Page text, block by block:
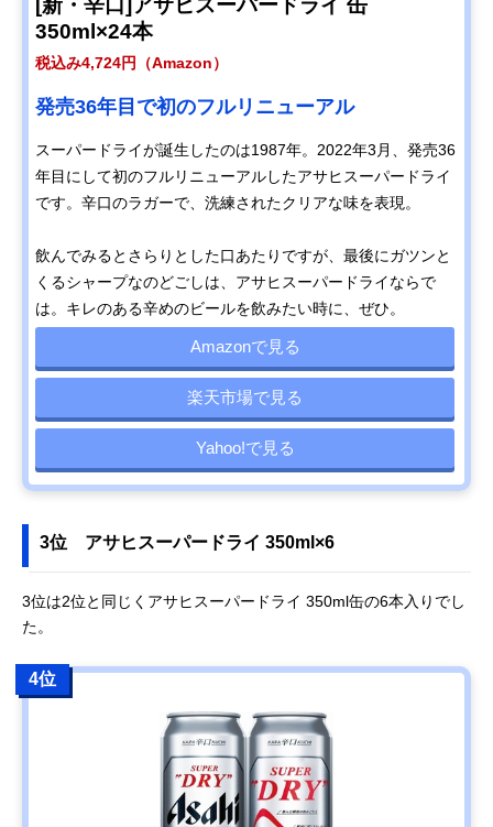
[新・辛口]アサヒスーパードライ 缶
350ml×24本
税込み4,724円（Amazon）
発売36年目で初のフルリニューアル
スーパードライが誕生したのは1987年。2022年3月、発売36
年目にして初のフルリニューアルしたアサヒスーパードライ
です。辛口のラガーで、洗練されたクリアな味を表現。
飲んでみるとさらりとした口あたりですが、最後にガツンと
くるシャープなのどごしは、アサヒスーパードライならで
は。キレのある辛めのビールを飲みたい時に、ぜひ。
Amazonで見る
楽天市場で見る
Yahoo!で見る
3位 アサヒスーパードライ 350ml×6
3位は2位と同じくアサヒスーパードライ 350ml缶の6本入りでし
た。
4位